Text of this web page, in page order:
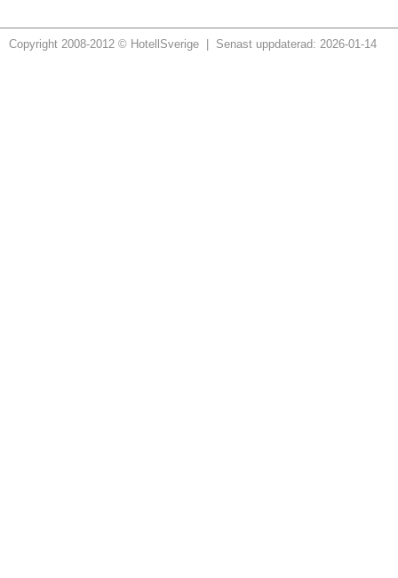
Copyright 2008-2012 © HotellSverige | Senast uppdaterad: 2026-01-14